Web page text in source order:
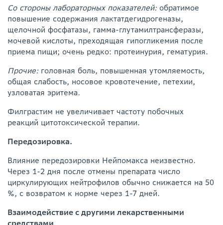
Со стороны лабораторных показателей: обратимое
повышение содержания лактатдегидрогеназы,
щелочной фосфатазы, гамма-глутамилтрансферазы,
мочевой кислоты, преходящая гипогликемия после
приема пищи; очень редко: протеинурия, гематурия.
Прочие: головная боль, повышенная утомляемость,
общая слабость, носовое кровотечение, петехии,
узловатая эритема.
Филграстим не увеличивает частоту побочных
реакций цитотоксической терапии.
Передозировка.
Влияние передозировки Нейпомакса неизвестно.
Через 1-2 дня после отмены препарата число
циркулирующих нейтрофилов обычно снижается на 50
%, с возвратом к норме через 1-7 дней.
Взаимодействие с другими лекарственными